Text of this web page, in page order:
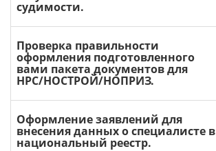
судимости.
Проверка правильности
оформления подготовленного
вами пакета документов для
НРС/НОСТРОЙ/НОПРИЗ.
Оформление заявлений для
внесения данных о специалисте в
национальный реестр.